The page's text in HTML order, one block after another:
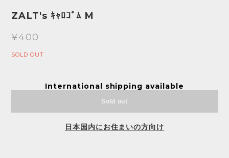
ZALT's ｷｬﾛｺﾞﾑ M
¥400
SOLD OUT
International shipping available
Sold out
日本国内にお住まいの方向け